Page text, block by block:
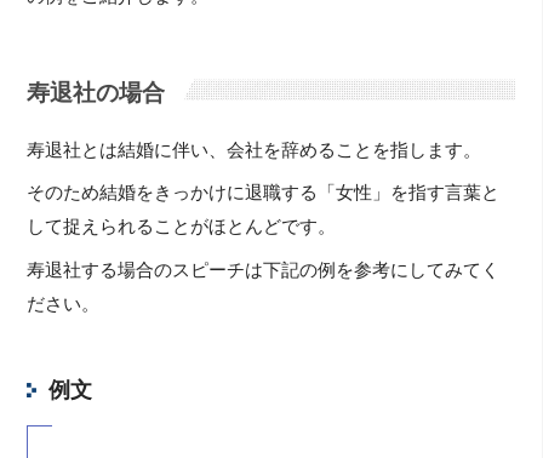
寿退社の場合
寿退社とは結婚に伴い、会社を辞めることを指します。
そのため結婚をきっかけに退職する「女性」を指す言葉と
して捉えられることがほとんどです。
寿退社する場合のスピーチは下記の例を参考にしてみてく
ださい。
例文